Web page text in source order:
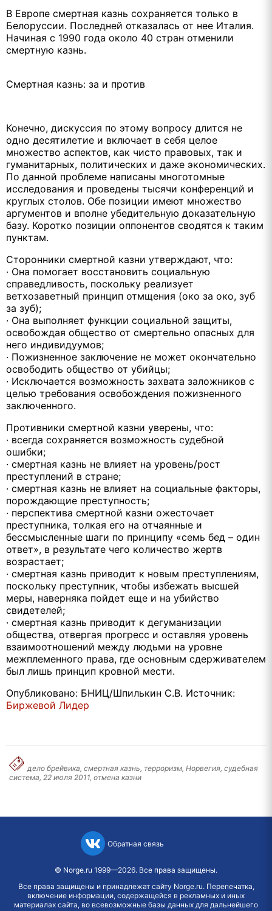
В Европе смертная казнь сохраняется только в
Белоруссии. Последней отказалась от нее Италия.
Начиная с 1990 года около 40 стран отменили
смертную казнь.
Смертная казнь: за и против
Конечно, дискуссия по этому вопросу длится не
одно десятилетие и включает в себя целое
множество аспектов, как чисто правовых, так и
гуманитарных, политических и даже экономических.
По данной проблеме написаны многотомные
исследования и проведены тысячи конференций и
круглых столов. Обе позиции имеют множество
аргументов и вполне убедительную доказательную
базу. Коротко позиции оппонентов сводятся к таким
пунктам.
Сторонники смертной казни утверждают, что:
· Она помогает восстановить социальную
справедливость, поскольку реализует
ветхозаветный принцип отмщения (око за око, зуб
за зуб);
· Она выполняет функции социальной защиты,
освобождая общество от смертельно опасных для
него индивидуумов;
· Пожизненное заключение не может окончательно
освободить общество от убийцы;
· Исключается возможность захвата заложников с
целью требования освобождения пожизненного
заключенного.
Противники смертной казни уверены, что:
· всегда сохраняется возможность судебной
ошибки;
· смертная казнь не влияет на уровень/рост
преступлений в стране;
· смертная казнь не влияет на социальные факторы,
порождающие преступность;
· перспектива смертной казни ожесточает
преступника, толкая его на отчаянные и
бессмысленные шаги по принципу «семь бед – один
ответ», в результате чего количество жертв
возрастает;
· смертная казнь приводит к новым преступлениям,
поскольку преступник, чтобы избежать высшей
меры, наверняка пойдет еще и на убийство
свидетелей;
· смертная казнь приводит к дегуманизации
общества, отвергая прогресс и оставляя уровень
взаимоотношений между людьми на уровне
межплеменного права, где основным сдерживателем
был лишь принцип кровной мести.
Опубликовано: БНИЦ/Шпилькин С.В. Источник:
Биржевой Лидер
дело брейвика, смертная казнь, терроризм, Норвегия, судебная
система, 22 июля 2011, отмена казни
Обратная связь
© Norge.ru 1999—2026. Все права защищены.
Все права защищены и принадлежат сайту Norge.ru. Перепечатка,
включение информации, содержащейся в рекламных и иных
материалах сайта, во всевозможные базы данных для дальнейшего